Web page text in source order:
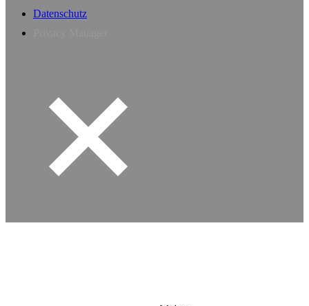
Datenschutz